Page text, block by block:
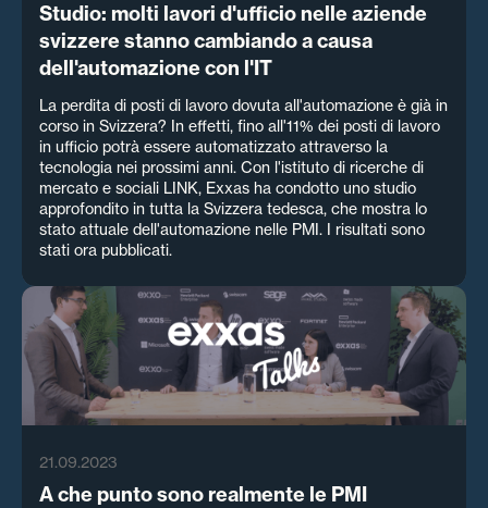
Studio: molti lavori d'ufficio nelle aziende
svizzere stanno cambiando a causa
dell'automazione con l'IT
La perdita di posti di lavoro dovuta all'automazione è già in
corso in Svizzera? In effetti, fino all'11% dei posti di lavoro
in ufficio potrà essere automatizzato attraverso la
tecnologia nei prossimi anni. Con l'istituto di ricerche di
mercato e sociali LINK, Exxas ha condotto uno studio
approfondito in tutta la Svizzera tedesca, che mostra lo
stato attuale dell'automazione nelle PMI. I risultati sono
stati ora pubblicati.
21.09.2023
A che punto sono realmente le PMI